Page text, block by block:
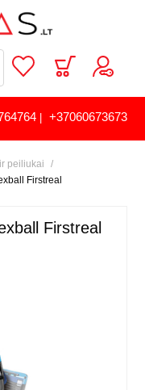
| +37060673673
peiliukai
Firstreal
Firstreal